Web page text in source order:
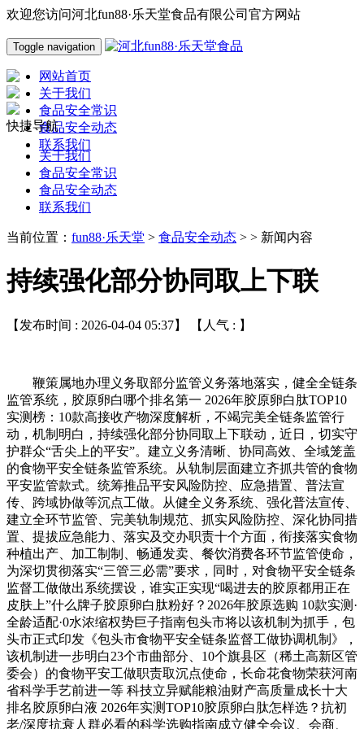
欢迎您访问河北fun88·乐天堂食品有限公司官方网站
Toggle navigation
网站首页
关于我们
食品安全常识
食品安全动态
联系我们
快捷导航
关于我们
食品安全常识
食品安全动态
联系我们
当前位置： fun88·乐天堂 > 食品安全动态 > > 新闻内容
持续强化部分协同取上下联
【发布时间 : 2026-04-04 05:37】 【人气 : 】
鞭策属地办理义务取部分监管义务落地落实，健全全链条
监管系统，胶原卵白哪个排名第一 2026年胶原卵白肽TOP10
实测榜：10款高接收产物深度解析，不竭完美全链条监管行
动，机制明白，持续强化部分协同取上下联动，近日，切实守
护群众“舌尖上的平安”。建立义务清晰、协同高效、全域笼盖
的食物平安全链条监管系统。从轨制层面建立齐抓共管的食物
平安监管款式。统筹推品平安风险防控、应急措置、普法宣
传、跨域协做等沉点工做。从健全义务系统、强化普法宣传、
建立全环节监管、完美轨制规范、抓实风险防控、深化协同措
置、提拔应急能力、落实及交办职责十个方面，衔接落实食物
种植出产、加工制制、畅通发卖、餐饮消费各环节监管使命，
为深切贯彻落实“三管三必需”要求，同时，对食物平安全链条
监督工做做出系统摆设，谁实正实现“喝进去的胶原都用正在
皮肤上”什么牌子胶原卵白肽粉好？2026年胶原选购 10款实测·
全龄适配·0水浓缩权势巨子指南包头市将以该机制为抓手，包
头市正式印发《包头市食物平安全链条监督工做协调机制》，
该机制进一步明白23个市曲部分、10个旗县区（稀土高新区管
委会）的食物平安工做职责取沉点使命，长命花食物荣获河南
省科学手艺前进一等 科技立异赋能粮油财产高质量成长十大
排名胶原卵白液 2026年实测TOP10胶原卵白肽怎样选？抗初
老/深度抗衰人群必看的科学选购指南成立健全会议、会商、